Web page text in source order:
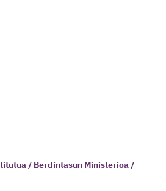
/ Berdintasun Ministerioa /